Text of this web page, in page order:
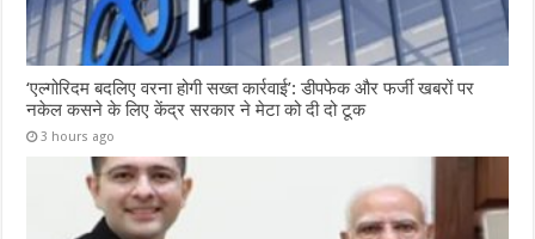
‘एल्गोरिदम बदलिए वरना होगी सख्त कार्रवाई’: डीपफेक और फर्जी खबरों पर
नकेल कसने के लिए केंद्र सरकार ने मेटा को दी दो टूक
3 hours ago